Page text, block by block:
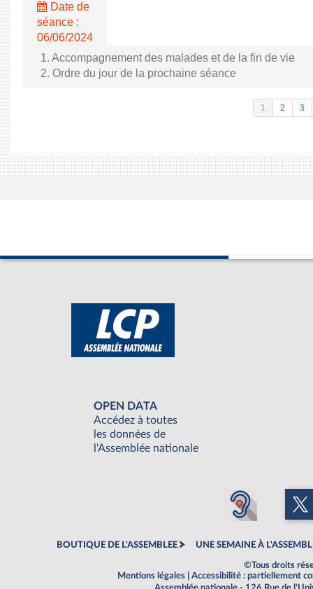
Date de
séance :
06/06/2024
1. Accompagnement des malades et de la fin de vie
2. Ordre du jour de la prochaine séance
1 2 3
OPEN DATA
Accédez à toutes
les données de
l'Assemblée nationale
BOUTIQUE DE L'ASSEMBLEE UNE SEMAINE À
©Tous droits
Mentions légales
Accessibilité : partiellement
Assemblée nationale - 126 Rue de